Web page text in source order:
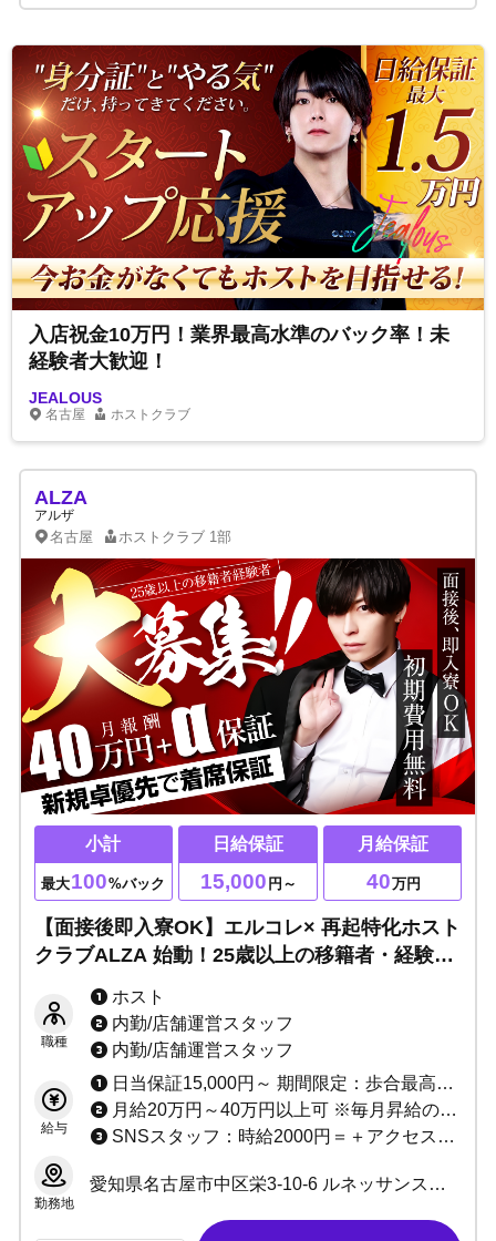
入店祝金10万円！業界最高水準のバック率！未
経験者大歓迎！
JEALOUS
名古屋 ホストクラブ
ALZA
アルザ
名古屋 ホストクラブ 1部
小計
最大100%バック
日給保証
15,000 円～
月給保証
40万円
【面接後即入寮OK】エルコレ× 再起特化ホスト
クラブALZA 始動！25歳以上の移籍者・経験者
を大募集！24歳以下の未経験も歓迎！！
職種
ホスト
内勤/店舗運営スタッフ
内勤/店舗運営スタッフ
給与
日当保証15,000円～ 期間限定：歩合最高小計100％バック以上
月給20万円～40万円以上可 ※毎月昇給のチャンスあり、常に身近で経営のノウハウを学べます。 昇給、昇格査定随時(今やっていることが必ず結果になります)
SNSスタッフ：時給2000円＝＋アクセス手当て(例/1再生回数1円等) ★週払いOK
勤務地
愛知県名古屋市中区栄3-10-6 ルネッサンスビル 3F